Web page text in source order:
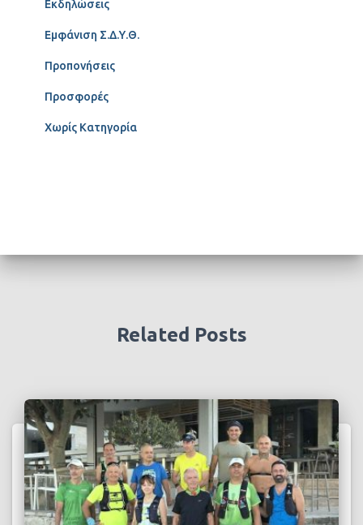
Εκδηλώσεις
Εμφάνιση Σ.Δ.Υ.Θ.
Προπονήσεις
Προσφορές
Χωρίς Κατηγορία
Related Posts